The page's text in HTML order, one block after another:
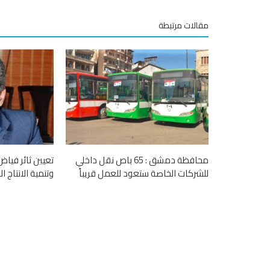
مقالات مرتبطة
محافظة دمشق : 65 باص نقل داخلي
للشركات الخاصة ستعود للعمل قريباً
تعيين ثائر
وتنمية